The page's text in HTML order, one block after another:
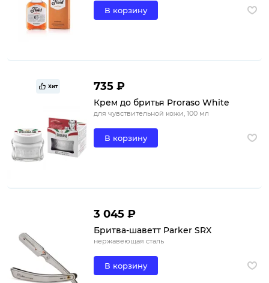
В корзину
Хит 735 ₽
Крем до бритья Proraso White
для чувствительной кожи, 100 мл
В корзину
3 045 ₽
Бритва-шаветт Parker SRX
нержавеющая сталь
В корзину